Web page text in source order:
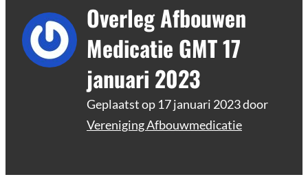
Overleg Afbouwen
Medicatie GMT 17
januari 2023
Geplaatst op 17 januari 2023door
Vereniging Afbouwmedicatie